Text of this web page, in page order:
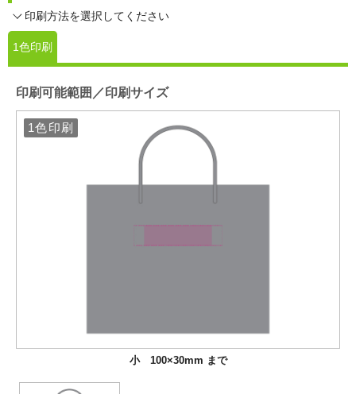
印刷方法を選択してください
1色印刷
印刷可能範囲／印刷サイズ
1色印刷
小 100×30mm まで